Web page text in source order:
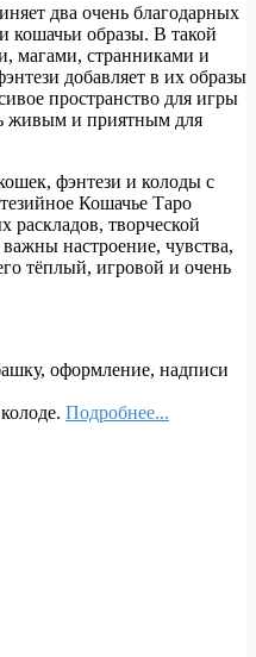
два очень благодарных
кошачьи образы. В такой
магами, странниками и
добавляет в их образы
пространство для игры
живым и приятным для
фэнтези и колоды с
Кошачье Таро
раскладов, творческой
настроение, чувства,
тёплый, игровой и очень
оформление, надписи
Подробнее...